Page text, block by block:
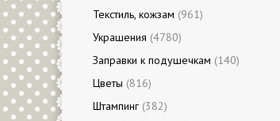
Текстиль, кожзам (961)
Украшения (4780)
Заправки к подушечкам (140)
Цветы (816)
Штампинг (382)